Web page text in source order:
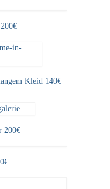
Kleid 140€
200€